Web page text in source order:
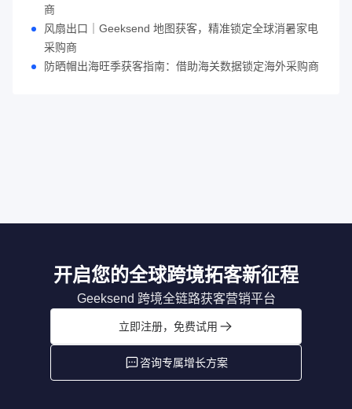
商
风扇出口｜Geeksend 地图获客，精准锁定全球消暑家电
采购商
防晒帽出海旺季获客指南：借助海关数据锁定海外采购商
开启您的全球跨境拓客新征程
Geeksend 跨境全链路获客营销平台
立即注册，免费试用
咨询专属增长方案